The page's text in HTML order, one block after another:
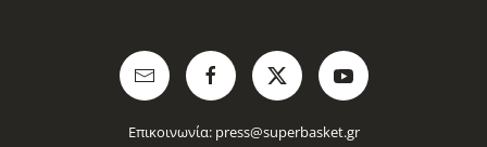
Επικοινωνία: press@superbasket.gr